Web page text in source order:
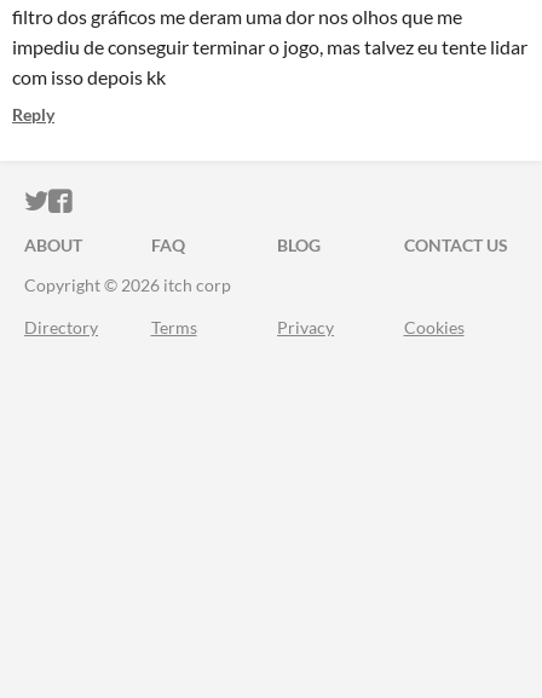
filtro dos gráficos me deram uma dor nos olhos que me
impediu de conseguir terminar o jogo, mas talvez eu tente lidar
com isso depois kk
Reply
ITCH.IO ON TWITTER
ITCH.IO ON FACEBOOK
ABOUT FAQ BLOG
CONTACT US
Copyright © 2026 itch corp
Directory Terms Privacy Cookies